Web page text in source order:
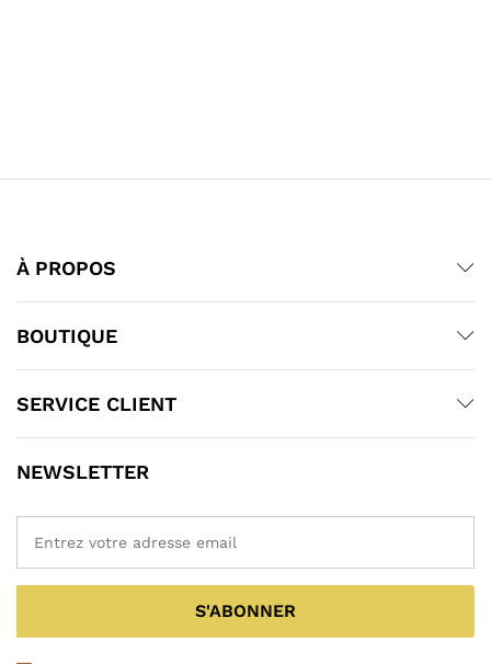
À PROPOS
BOUTIQUE
SERVICE CLIENT
NEWSLETTER